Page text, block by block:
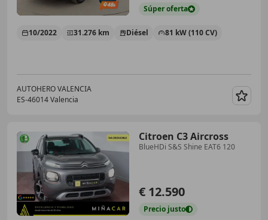
Súperoferta
10/2022 31.276 km Diésel 81 kW (110 CV)
AUTOHERO VALENCIA
ES-46014 Valencia
Citroen C3 Aircross
BlueHDi S&S Shine EAT6 120
€ 12.590
Precio justo